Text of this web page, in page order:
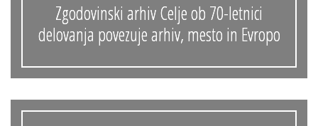
Zgodovinski arhiv Celje ob 70-letnici
delovanja povezuje arhiv, mesto in Evropo